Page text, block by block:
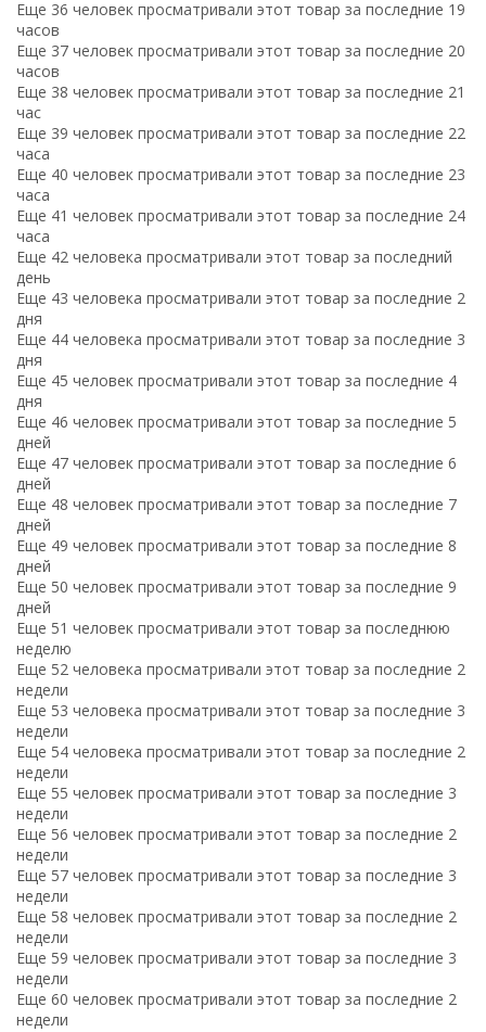
Еще 36 человек просматривали этот товар за последние 19
часов
Еще 37 человек просматривали этот товар за последние 20
часов
Еще 38 человек просматривали этот товар за последние 21
час
Еще 39 человек просматривали этот товар за последние 22
часа
Еще 40 человек просматривали этот товар за последние 23
часа
Еще 41 человек просматривали этот товар за последние 24
часа
Еще 42 человека просматривали этот товар за последний
день
Еще 43 человека просматривали этот товар за последние 2
дня
Еще 44 человека просматривали этот товар за последние 3
дня
Еще 45 человек просматривали этот товар за последние 4
дня
Еще 46 человек просматривали этот товар за последние 5
дней
Еще 47 человек просматривали этот товар за последние 6
дней
Еще 48 человек просматривали этот товар за последние 7
дней
Еще 49 человек просматривали этот товар за последние 8
дней
Еще 50 человек просматривали этот товар за последние 9
дней
Еще 51 человек просматривали этот товар за последнюю
неделю
Еще 52 человека просматривали этот товар за последние 2
недели
Еще 53 человека просматривали этот товар за последние 3
недели
Еще 54 человека просматривали этот товар за последние 2
недели
Еще 55 человек просматривали этот товар за последние 3
недели
Еще 56 человек просматривали этот товар за последние 2
недели
Еще 57 человек просматривали этот товар за последние 3
недели
Еще 58 человек просматривали этот товар за последние 2
недели
Еще 59 человек просматривали этот товар за последние 3
недели
Еще 60 человек просматривали этот товар за последние 2
недели